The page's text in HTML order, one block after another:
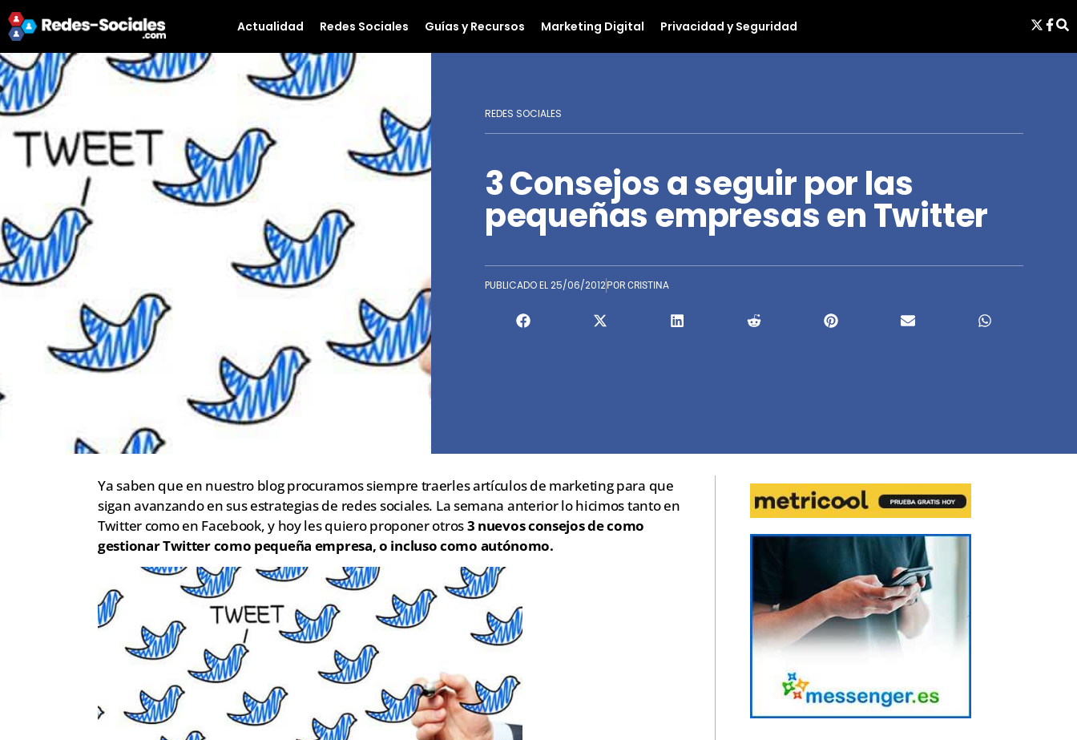
Actualidad Redes Sociales Guías y Recursos Marketing Digital Privacidad y Seguridad
REDES SOCIALES
3 Consejos a seguir por las
pequeñas empresas en Twitter
PUBLICADO EL25/06/2012 POR CRISTINA
Ya saben que en nuestro blog procuramos siempre traerles artículos de marketing para que
sigan avanzando en sus estrategias de redes sociales. La semana anterior lo hicimos tanto en
Twitter como en Facebook, y hoy les quiero proponer otros3 nuevos consejos de como
gestionar Twitter como pequeña empresa, o incluso como autónomo.